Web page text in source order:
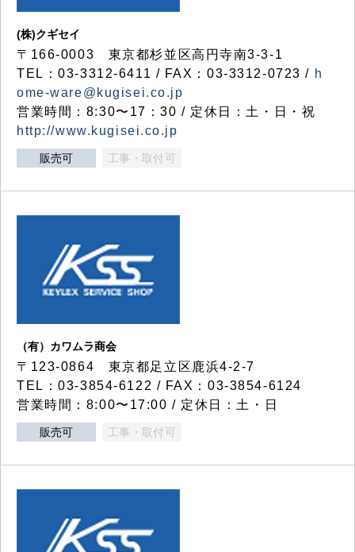
(株)クギセイ
〒166-0003 東京都杉並区高円寺南3-3-1
TEL：03-3312-6411 / FAX：03-3312-0723 / h
ome-ware@kugisei.co.jp
営業時間：8:30〜17：30 / 定休日：土・日・祝
http://www.kugisei.co.jp
販売可 工事・取付可
（有）カワムラ商会
〒123-0864 東京都足立区鹿浜4-2-7
TEL：03-3854-6122 / FAX：03-3854-6124
営業時間：8:00〜17:00 / 定休日：土・日
販売可 工事・取付可